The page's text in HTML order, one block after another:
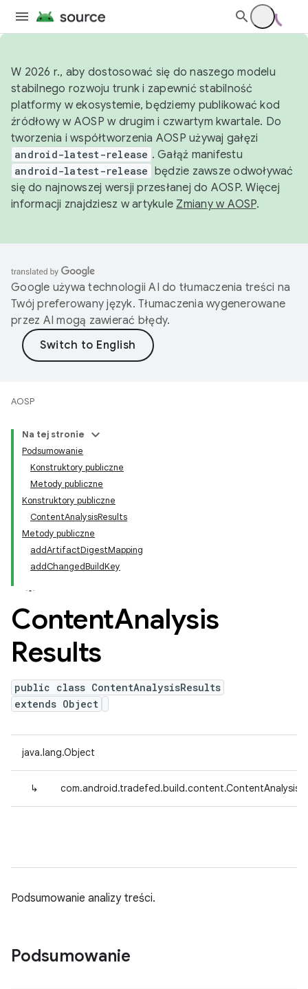
W 2026 r., aby dostosować się do naszego modelu
stabilnego rozwoju trunk i zapewnić stabilność
platformy w ekosystemie, będziemy publikować kod
źródłowy w AOSP w drugim i czwartym kwartale. Do
tworzenia i współtworzenia AOSP używaj gałęzi
android-latest-release . Gałąź manifestu
android-latest-release będzie zawsze odwoływać
się do najnowszej wersji przesłanej do AOSP. Więcej
informacji znajdziesz w artykule Zmiany w AOSP.
Google używa technologii AI do tłumaczenia treści na
Twój preferowany język. Tłumaczenia wygenerowane
przez AI mogą zawierać błędy.
AOSP
Na tej stronie
Podsumowanie
Konstruktory publiczne
Metody publiczne
Konstruktory publiczne
ContentAnalysisResults
Metody publiczne
addArtifactDigestMapping
addChangedBuildKey
ContentAnalysis
Results
public class ContentAnalysisResults
extends Object
java.lang.Object
↳
Podsumowanie analizy treści.
Podsumowanie